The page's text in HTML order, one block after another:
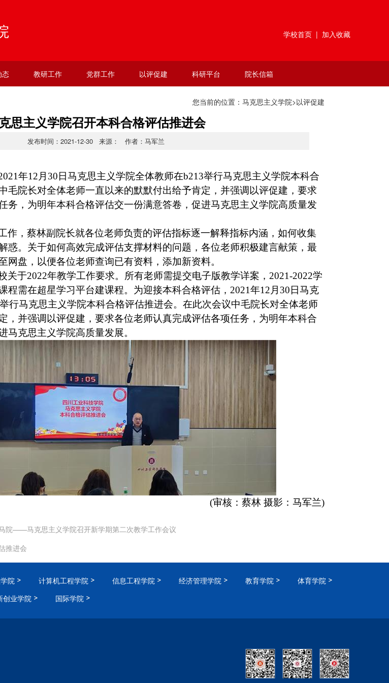
学校首页 | 加入收藏
态 教研工作 党群工作 以评促建 科研平台 院长信箱
您当前的位置： 马克思主义学院>以评促建
思主义学院召开本科合格评估推进会
发布时间：2021-12-30 来源： 作者：马军兰
年12 月 30 日马克思主义学院全体教师在b213举行马克思主义学院本科合
毛院长对全体老师一直以来的默默付出给予肯定，并强调以评促建，要求
务，为明年本科合格评估交一份满意答卷，促进马克思主义学院高质量发
作，蔡林副院长就各位老师负责的评估指标逐一解释指标内涵，如何收集
惑。关于如何高效完成评估支撑材料的问题，各位老师积极建言献策，最
网盘，以便各位老师查询已有资料，添加新资料。
关于2022年教学工作要求。所有老师需提交电子版教学详案，2021-2022学
程需在超星学习平台建课程。为迎接本科合格评估，2021年12月30日马克
行马克思主义学院本科合格评估推进会。在此次会议中毛院长对全体老师
，并强调以评促建，要求各位老师认真完成评估各项任务，为明年本科合
马克思主义学院高质量发展。
(审核：蔡林 摄影：马军兰)
院——马克思主义学院召开新学期第二次教学工作会议
推进会
院 计算机工程学院 信息工程学院 经济管理学院 教育学院
体育学院
创业学院 国际学院